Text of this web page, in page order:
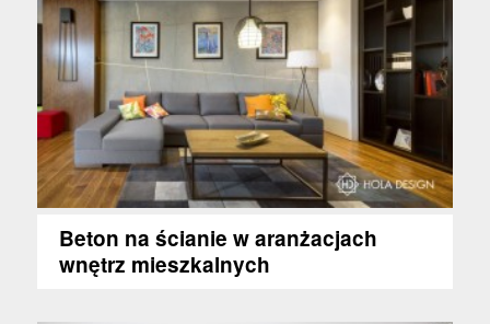
Beton na ścianie w aranżacjach
wnętrz mieszkalnych